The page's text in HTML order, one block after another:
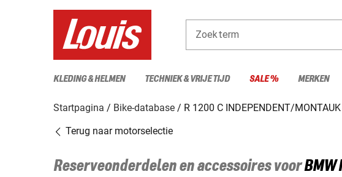
Zoekterm
KLEDING & HELMEN TECHNIEK & VRIJE TIJD SALE % MERKEN
Startpagina Bike-database
R 1200 C INDEPENDENT/MONTAUK
Terug naar motorselectie
Reserveonderdelen en accessoires voorBMW